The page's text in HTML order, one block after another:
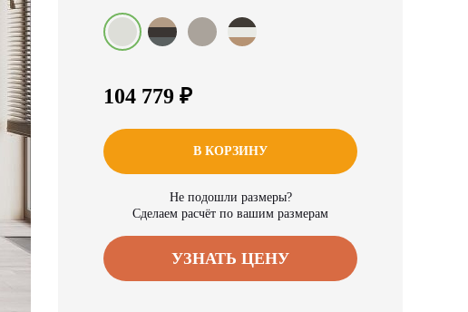
104 779 ₽
В КОРЗИНУ
Не подошли размеры?
Сделаем расчёт по вашим размерам
УЗНАТЬ ЦЕНУ